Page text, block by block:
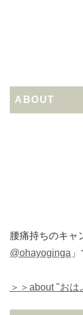
ABOUT
腰痛持ちのキャ
@ohayoginga
＞＞about "おは